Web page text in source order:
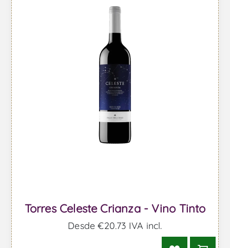
Torres Celeste Crianza - Vino Tinto
Desde €20,73 IVA incl.